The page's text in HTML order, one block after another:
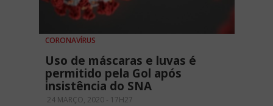
CORONAVÍRUS
Uso de máscaras e luvas é
permitido pela Gol após
insistência do SNA
24 MARÇO, 2020 - 17H27